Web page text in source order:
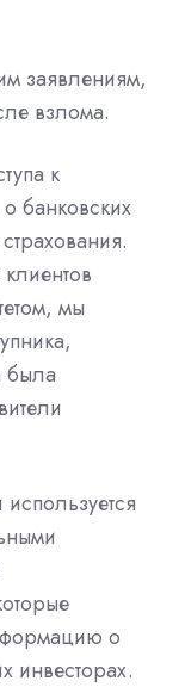
заявлениям,
взлома.
к
банковских
мы
была
о
инвесторах.